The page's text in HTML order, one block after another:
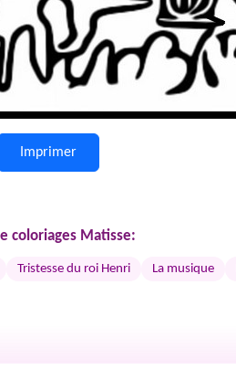
Imprimer
coloriages Matisse:
Tristesse du roi Henri La musique